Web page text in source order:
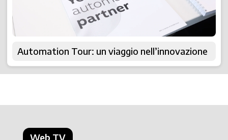
Automation Tour: un viaggio nell’innovazione
Web TV